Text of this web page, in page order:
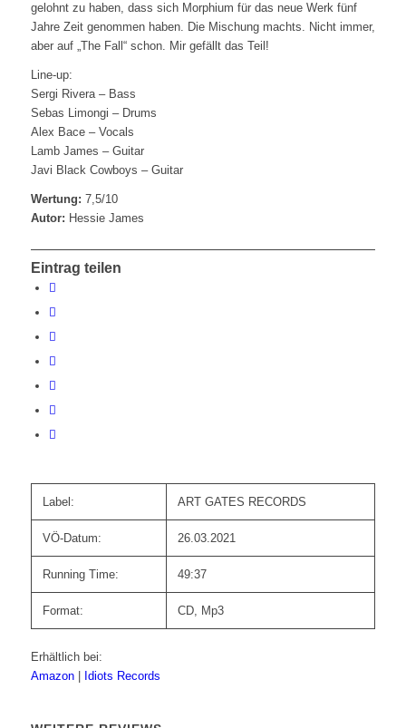
gelohnt zu haben, dass sich Morphium für das neue Werk fünf
Jahre Zeit genommen haben. Die Mischung machts. Nicht immer,
aber auf „The Fall“ schon. Mir gefällt das Teil!
Line-up:
Sergi Rivera – Bass
Sebas Limongi – Drums
Alex Bace – Vocals
Lamb James – Guitar
Javi Black Cowboys – Guitar
Wertung: 7,5/10
Autor: Hessie James
Eintrag teilen
Label: ART GATES RECORDS
VÖ-Datum: 26.03.2021
Running Time: 49:37
Format: CD, Mp3
Erhältlich bei:
Amazon
Idiots Records